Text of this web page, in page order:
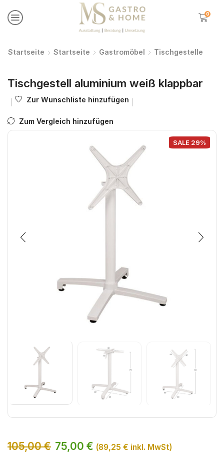
0
Startseite Startseite Gastromöbel Tischgestelle
Tischgestell aluminium weiß klappbar
Zur Wunschliste hinzufügen
Zum Vergleich hinzufügen
SALE 29%
105,00€ 75,00 € (89,25 € inkl. MwSt)